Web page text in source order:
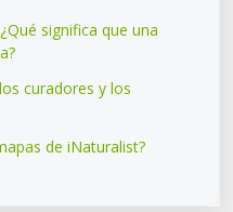
significa que una
curadores y los
de iNaturalist?